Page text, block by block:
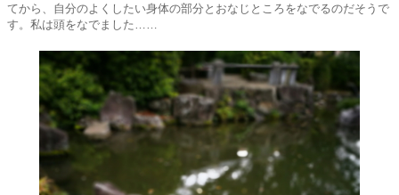
てから、自分のよくしたい身体の部分とおなじところをなでるのだそうで
す。私は頭をなでました……